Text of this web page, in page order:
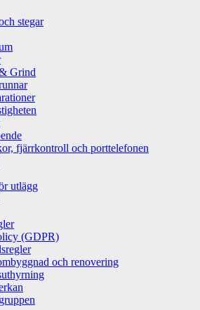
stegar
Grind
fjärrkontroll och porttelefonen
utlägg
(GDPR)
och renovering